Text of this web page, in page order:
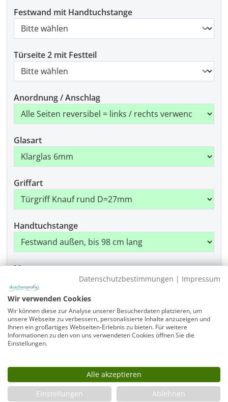
Festwand mit Handtuchstange
Türseite 2 mit Festteil
Anordnung / Anschlag
Glasart
Griffart
Handtuchstange
Montage
Produkt Anzahl: Gib den gewünschten
In den Warenkorb
Infos
Fragen zum Artikel
Planungshilfe
Datenschutzbestimmungen | Impressum
Wir verwenden Cookies
Wir können diese zur Analyse unserer Besucherdaten platzieren, um
unsere Webseite zu verbessern, personalisierte Inhalte anzuzeigen und
Ihnen ein großartiges Webseiten-Erlebnis zu bieten. Für weitere
Informationen zu den von uns verwendeten Cookies öffnen Sie die
Einstellungen.
Alle akzeptieren
Einstellungen
Ablehnen